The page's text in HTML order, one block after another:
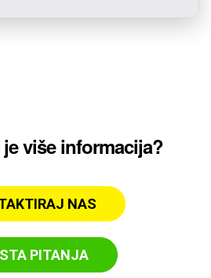
više informacija?
NAS
PITANJA